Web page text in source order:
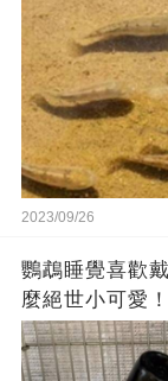
2023/09/26
鸚鵡睡覺喜歡
麼絕世小可愛！